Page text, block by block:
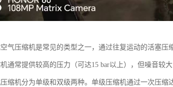
气压缩机是常见的类型之一，通过往复运动的活塞
通常提供较高的压力（可达15 bar以上），但噪音较大
缩机分为单级和双级两种。单级压缩机通过一次压